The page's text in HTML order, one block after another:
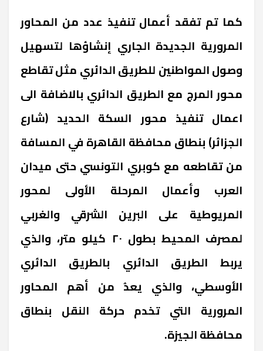
كما تم تفقد أعمال تنفيذ عدد من المحاور
المرورية الجديدة الجاري إنشاؤها لتسهيل
وصول المواطنين للطريق الدائري مثل تقاطع
محور المرج مع الطريق الدائري بالاضافة الى
اعمال تنفيذ محور السكة الحديد (شارع
الجزائر) بنطاق محافظة القاهرة في المسافة
من تقاطعه مع كوبري التونسي حتى ميدان
العرب وأعمال المرحلة الأولى لمحور
المريوطية على البرين الشرقي والغربي
لمصرف المحيط بطول ٢٠ كيلو متر، والذي
يربط الطريق الدائري بالطريق الدائري
الأوسطي، والذي يعدُ من أهم المحاور
المرورية التي تخدم حركة النقل بنطاق
محافظة الجيزة.